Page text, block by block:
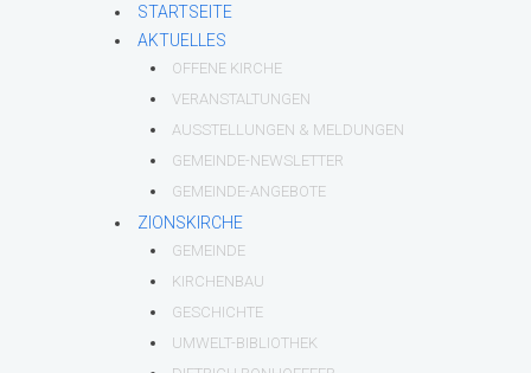
STARTSEITE
AKTUELLES
OFFENE KIRCHE
VERANSTALTUNGEN
AUSSTELLUNGEN & MELDUNGEN
GEMEINDE-NEWSLETTER
GEMEINDE-ANGEBOTE
ZIONSKIRCHE
GEMEINDE
KIRCHENBAU
GESCHICHTE
UMWELT-BIBLIOTHEK